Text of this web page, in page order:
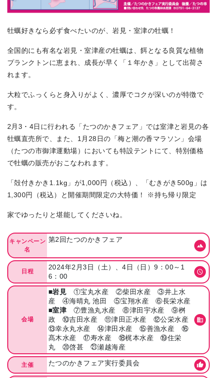
牡蠣好きなら必ず食べたいのが、岩見・室津の牡蠣！
全国的にも有名な岩見・室津産の牡蠣は、餌となる良質な植物
プランクトンに恵まれ、成長が早く「１年かき」として出荷さ
れます。
大粒でふっくらと身入りがよく、濃厚でコクが深いのが特徴で
す。
2月3・4日に行われる「たつのかきフェア」では室津と岩見の各
牡蠣直売所で、また、1月28日の「梅と潮の香マラソン」会場
（たつの市御津運動場）においても特設テントにて、特別価格
で牡蠣の販売がおこなわれます。
「殻付きかき1.1kg」が1,000円（税込）、「むきがき500g」は
1,300円（税込）と開催期間限定の大特価！ ※持ち帰り限定
家でゆったりと堪能してくださいね。
キャンペーン
名
第2回たつのかきフェア
日程
2024年2月3日（土）、4日（日）9：00～1
6：00
会場
■岩見 ①宝丸水産 ②柴田水産 ③井上水
産 ④海晴丸 池田 ⑤宝翔水産 ⑥長栄水産
■室津 ⑦豊漁丸水産 ⑧津田宇水産 ⑨桝
政 ⑩吉田水産 ⑪津田正水産 ⑫公栄水産
⑬幸永丸水産 ⑭津田水産 ⑮善漁水産 ⑯
髙木水産 ⑰寿水産 ⑱梶本水産 ⑲住栄
丸 ⑳啓甚 ㉑瀬越海産
主催 たつのかきフェア実行委員会